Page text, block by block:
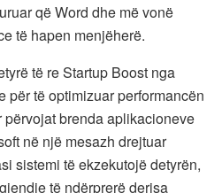
që Word dhe më vonë
të hapen menjëherë.
të re Startup Boost nga
për të optimizuar performancën
brenda aplikacioneve
në një mesazh drejtuar
sistemi të ekzekutojë detyrën,
të ndërprerë derisa